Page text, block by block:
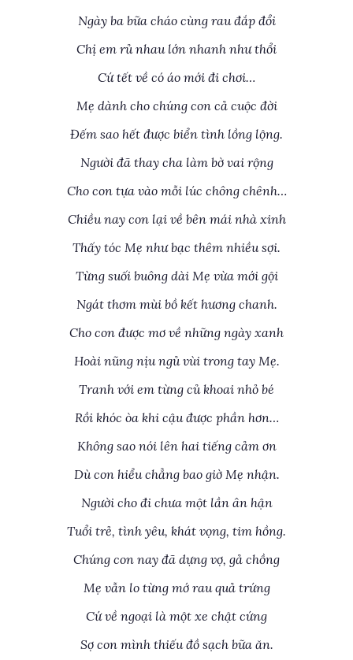
Ngày ba bữa cháo cùng rau đắp đổi
Chị em rủ nhau lớn nhanh như thổi
Cứ tết về có áo mới đi chơi…
Mẹ dành cho chúng con cả cuộc đời
Đếm sao hết được biển tình lồng lộng.
Người đã thay cha làm bờ vai rộng
Cho con tựa vào mỗi lúc chông chênh…
Chiều nay con lại về bên mái nhà xinh
Thấy tóc Mẹ như bạc thêm nhiều sợi.
Từng suối buông dài Mẹ vừa mới gội
Ngát thơm mùi bồ kết hương chanh.
Cho con được mơ về những ngày xanh
Hoài nũng nịu ngủ vùi trong tay Mẹ.
Tranh với em từng củ khoai nhỏ bé
Rồi khóc òa khi cậu được phần hơn…
Không sao nói lên hai tiếng cảm ơn
Dù con hiểu chẳng bao giờ Mẹ nhận.
Người cho đi chưa một lần ân hận
Tuổi trẻ, tình yêu, khát vọng, tim hồng.
Chúng con nay đã dựng vợ, gả chồng
Mẹ vẫn lo từng mớ rau quả trứng
Cứ về ngoại là một xe chật cứng
Sợ con mình thiếu đồ sạch bữa ăn.